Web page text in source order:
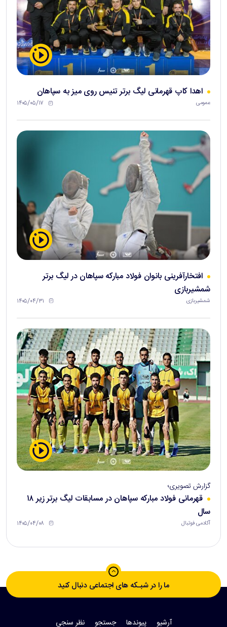
اهدا کاپ قهرمانی لیگ برتر تنیس روی میز به سپاهان
عمومی ۱۴۰۵/۰۵/۱۷
افتخارآفرینی بانوان فولاد مبارکه سپاهان در لیگ برتر
شمشیربازی
شمشیربازی ۱۴۰۵/۰۴/۳۱
گزارش تصویری؛
قهرمانی فولاد مبارکه سپاهان در مسابقات لیگ برتر زیر ۱۸
سال
آکادمی فوتبال ۱۴۰۵/۰۴/۰۸
ما را در شبـکه های اجتماعی دنبال کنید
آرشیو پیوندها جستجو نظر سنجی